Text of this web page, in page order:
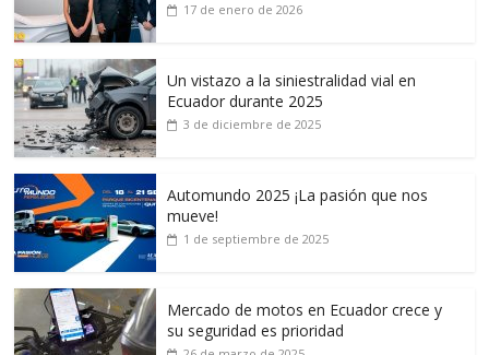
17 de enero de 2026
Un vistazo a la siniestralidad vial en
Ecuador durante 2025
3 de diciembre de 2025
Automundo 2025 ¡La pasión que nos
mueve!
1 de septiembre de 2025
Mercado de motos en Ecuador crece y
su seguridad es prioridad